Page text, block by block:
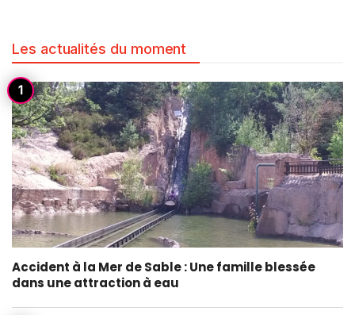
Les actualités du moment
Accident à la Mer de Sable : Une famille blessée
dans une attraction à eau